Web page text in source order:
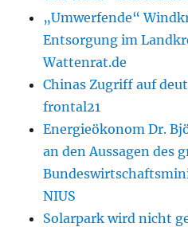
„Umwerfende“
Entsorgung im
Wattenrat.de
Chinas Zugriff auf
frontal21
Energieökonom Dr.
an den Aussagen des
NIUS
Solarpark wird nicht